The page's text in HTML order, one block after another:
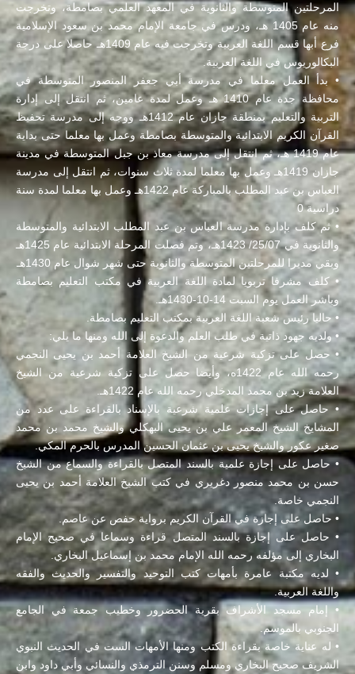
المرحلتين المتوسطة والثانوية في المعهد العلمي بصامطة، وتخرجت
منه عام 1405 هـ، ودرس في جامعة الإمام محمد بن سعود الإسلامية
فرع أبها قسم اللغة العربية وتخرجت فيه عام 1409هـ حاصلا على درجة
البكالوريوس في اللغة العربية.
• بدأ العمل معلما في مدرسة أبي جعفر المنصور المتوسطة في
محافظة جدة عام 1410 هـ وعمل لمدة عامين، ثم انتقل إلى إدارة
التربية والتعليم بمنطقة جازان عام 1412هـ ووجه إلى مدرسة تحفيظ
القرآن الكريم الابتدائية والمتوسطة بصامطة وعمل بها معلما حتى بداية
عام 1419 هـ، ثم انتقل إلى مدرسة معاذ بن جبل المتوسطة في مدينة
جازان 1419هـ وعمل بها معلما لمدة ثلاث سنوات، ثم انتقل إلى مدرسة
العباس بن عبد المطلب بالمباركة عام 1422هـ وعمل بها معلما لمدة سنة
دراسية 0
• ثم كلف بإدارة مدرسة العباس بن عبد المطلب الابتدائية والمتوسطة
والثانوية في 25/07/ 1423هـ، وتم فصلت المرحلة الابتدائية عام 1425هـ
وبقي مديرا للمرحلتين المتوسطة والثانوية حتى شهر شوال عام 1430هـ
• كلف مشرفا تربويا لمادة اللغة العربية في مكتب التعليم بصامطة
وباشر العمل يوم السبت 14-10-1430هـ.
• حاليا رئيس شعبة اللغة العربية بمكتب التعليم بصامطة.
• ولديه جهود ذاتية في طلب العلم والدعوة إلى الله ومنها ما يلي:
• حصل على تزكية شرعية من الشيخ العلامة أحمد بن يحيى النجمي
رحمه الله عام 1422ه، وأيضا حصل على تزكية شرعية من الشيخ
العلامة زيد بن محمد المدخلي رحمه الله عام 1422هـ.
• حاصل على إجازات علمية شرعية بالإسناد بالقراءة على عدد من
المشايخ الشيخ المعمر علي بن يحيى البهكلي والشيخ محمد بن محمد
صغير عكور والشيخ يحيى بن عثمان الحسين المدرس بالحرم المكي.
• حاصل على إجازة علمية بالسند المتصل بالقراءة والسماع من الشيخ
حسن بن محمد منصور دغريري في كتب الشيخ العلامة أحمد بن يحيى
النجمي خاصة.
• حاصل على إجازة في القرآن الكريم برواية حفص عن عاصم.
• حاصل على إجازة بالسند المتصل قراءة وسماعا في صحيح الإمام
البخاري إلى مؤلفه رحمه الله الإمام محمد بن إسماعيل البخاري.
• لديه مكتبة عامرة بأمهات كتب التوحيد والتفسير والحديث والفقه
واللغة العربية.
• إمام مسجد الأشراف بقرية الحضرور وخطيب جمعة في الجامع
الجنوبي بالموسم.
• له عناية خاصة بقراءة الكتب ومنها الأمهات الست في الحديث النبوي
الشريف صحيح البخاري ومسلم وسنن الترمذي والنسائي وأبي داود وابن